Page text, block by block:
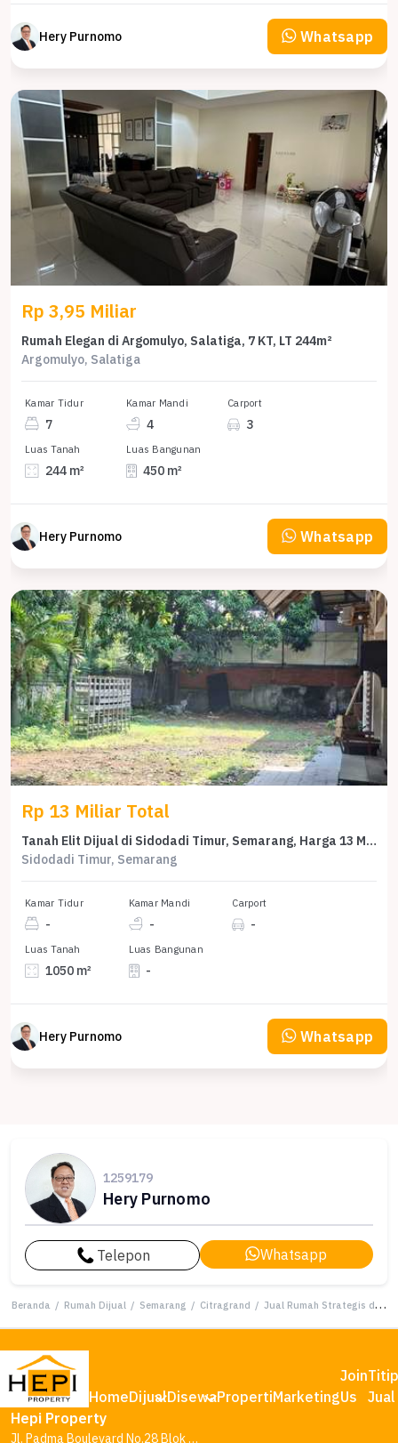
Hery Purnomo Whatsapp
Rp 3,95 Miliar
Rumah Elegan di Argomulyo, Salatiga, 7 KT, LT 244m²
Argomulyo, Salatiga
Kamar Tidur
7
Kamar Mandi
4
Carport
3
Luas Tanah
244 m²
Luas Bangunan
450 m²
Hery Purnomo Whatsapp
Rp 13 Miliar Total
Tanah Elit Dijual di Sidodadi Timur, Semarang, Harga 13 Miliar
Sidodadi Timur, Semarang
Kamar Tidur
-
Kamar Mandi
-
Carport
-
Luas Tanah
1050 m²
Luas Bangunan
-
Hery Purnomo Whatsapp
1259179
Hery Purnomo
Telepon Whatsapp
Beranda / Rumah Dijual / Semarang / Citragrand / Jual Rumah Strategis di Citragrand, Semarang - LT 120m²
HomeDijualDisewaPropertiMarketing
Join
Us
Jual
Hepi Property
Jl. Padma Boulevard No.28 Blok AA1, Tambakharjo, Kec. Semarang Barat, Kota Semarang, Jawa Tengah 50145